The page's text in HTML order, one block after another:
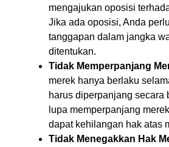
mengajukan oposisi
Jika ada oposisi, Anda
tanggapan dalam jangka
ditentukan.
Tidak Memperpanjang
merek hanya berlaku
harus diperpanjang secara
lupa memperpanjang
dapat kehilangan hak atas
Tidak Menegakkan Hak